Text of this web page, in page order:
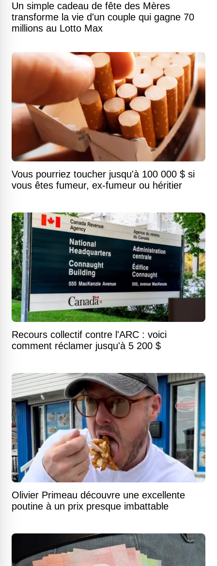
Un simple cadeau de fête des Mères
transforme la vie d'un couple qui gagne 70
millions au Lotto Max
Vous pourriez toucher jusqu'à 100 000 $ si
vous êtes fumeur, ex-fumeur ou héritier
Recours collectif contre l'ARC : voici
comment réclamer jusqu'à 5 200 $
Olivier Primeau découvre une excellente
poutine à un prix presque imbattable